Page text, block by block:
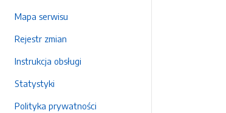
Mapa serwisu
Rejestr zmian
Instrukcja obsługi
Statystyki
Polityka prywatności